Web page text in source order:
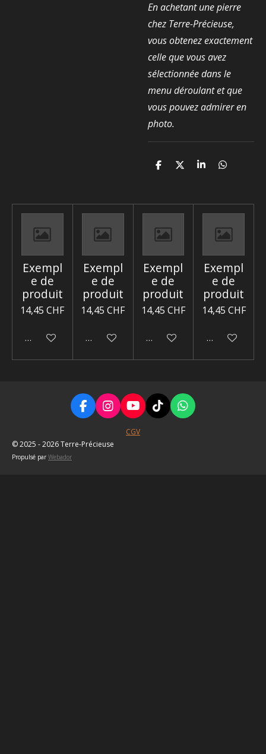
En achetant une pierre
chez Terre-Précieuse,
vous obtenez exactement
celle que vous avez
sélectionnée dans le
menu déroulant et que
vous pouvez admirer en
photo.
P
a
g
e
r
P
a
g
P
a
g
P
a
g
e
r
Exempl
e de
produit
14,45 CHF
Désactivé
Exempl
e de
produit
14,45 CHF
Désactivé
Exempl
e de
produit
14,45 CHF
Désactivé
Exempl
e de
produit
14,45 CHF
Désactivé
F
a
e
I
n
t
Y
o
u
T
i
W
h
CGV
© 2025 - 2026 Terre-Précieuse
Propulsé par Webador